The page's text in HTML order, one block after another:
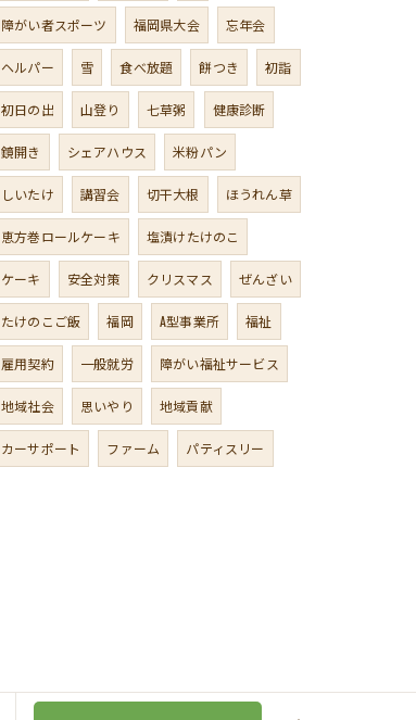
障がい者スポーツ 福岡県大会 忘年会
ヘルパー 雪 食べ放題 餅つき 初詣
初日の出 山登り 七草粥 健康診断
鏡開き シェアハウス 米粉パン
しいたけ 講習会 切干大根 ほうれん草
恵方巻ロールケーキ 塩漬けたけのこ
ケーキ 安全対策 クリスマス ぜんざい
たけのこご飯 福岡 A型事業所 福祉
雇用契約 一般就労 障がい福祉サービス
地域社会 思いやり 地域貢献
カーサポート ファーム パティスリー